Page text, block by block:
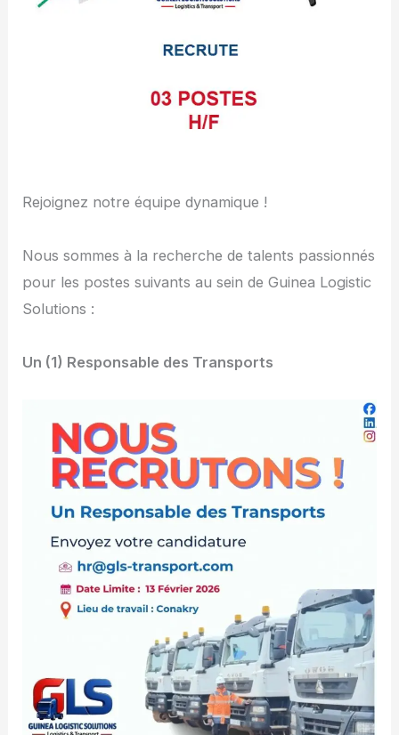
Rejoignez notre équipe dynamique !
Nous sommes à la recherche de talents passionnés
pour les postes suivants au sein de Guinea Logistic
Solutions :
Un (1) Responsable des Transports